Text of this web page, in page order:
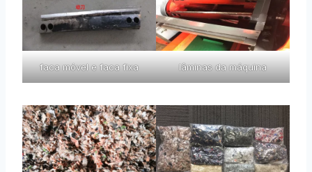
faca móvel e faca fixa lâminas da máquina